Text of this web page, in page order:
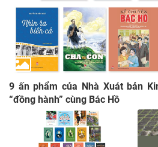
9 ấn phẩm của Nhà Xuát bản
“đồng hành” cùng Bác Hồ